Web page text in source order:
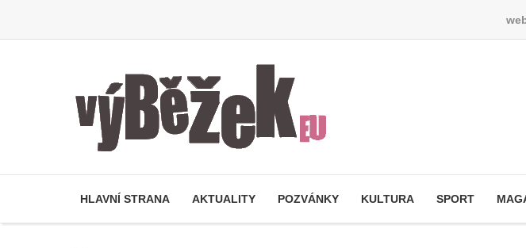
HLAVNÍ STRANA AKTUALITY POZVÁNKY KULTURA SPORT